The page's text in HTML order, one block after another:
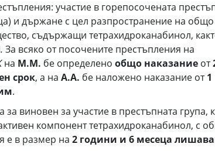
участие в горепосочената
и държане с цел разпространение на общо
съдържащи тетрахидроканабинол,
. За всяко от посочените престъпления на
на М.М. бе определено общо наказание от
срок, а на А.А. бе наложено наказание от1
.
за виновен за участие в престъпната група,
компонент тетрахидроканабинол, с
е в размер на 2 години и 6 месеца